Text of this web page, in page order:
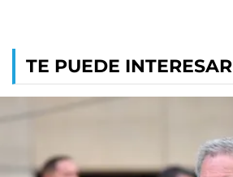
TE PUEDE INTERESAR